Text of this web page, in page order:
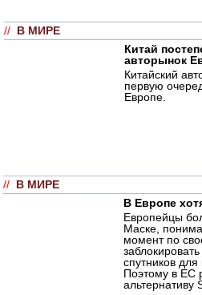
// В МИРЕ
Китай
авторынок
Китайский
первую
Европе.
// В МИРЕ
В Европе
Европейцы
Маске,
момент по
спутников для
Поэтому в ЕС
альтернативу